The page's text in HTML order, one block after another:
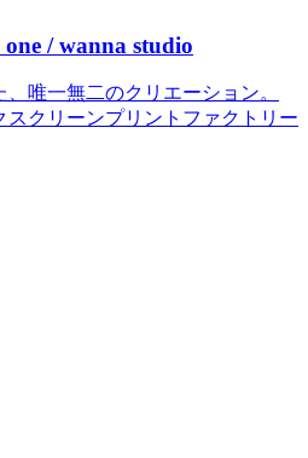
/ wanna studio
唯一無二のクリエーション。
クリーンプリントファクトリー